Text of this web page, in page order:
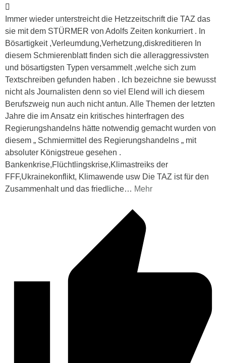
Immer wieder unterstreicht die Hetzzeitschrift die TAZ das
sie mit dem STÜRMER von Adolfs Zeiten konkurriert . In
Bösartigkeit ,Verleumdung,Verhetzung,diskreditieren In
diesem Schmierenblatt finden sich die alleraggressivsten
und bösartigsten Typen versammelt ,welche sich zum
Textschreiben gefunden haben . Ich bezeichne sie bewusst
nicht als Journalisten denn so viel Elend will ich diesem
Berufszweig nun auch nicht antun. Alle Themen der letzten
Jahre die im Ansatz ein kritisches hinterfragen des
Regierungshandelns hätte notwendig gemacht wurden von
diesem „ Schmiermittel des Regierungshandelns „ mit
absoluter Königstreue gesehen .
Bankenkrise,Flüchtlingskrise,Klimastreiks der
FFF,Ukrainekonflikt, Klimawende usw Die TAZ ist für den
Zusammenhalt und das friedliche… Mehr